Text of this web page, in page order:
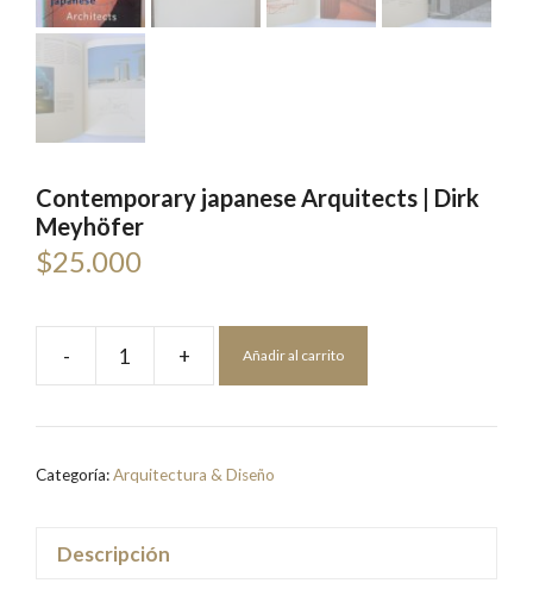
Contemporary japanese Arquitects | Dirk
Meyhöfer
$25.000
-
Contemporary
Arquitects
Dirk
+ Añadir al carrito
Categoría:Arquitectura & Diseño
Descripción